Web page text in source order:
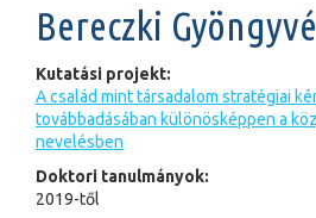
Bereczki
Kutatási projekt:
A család mint társadalom stratégiai
továbbadásában különösképpen a
nevelésben
Doktori tanulmányok:
2019-től